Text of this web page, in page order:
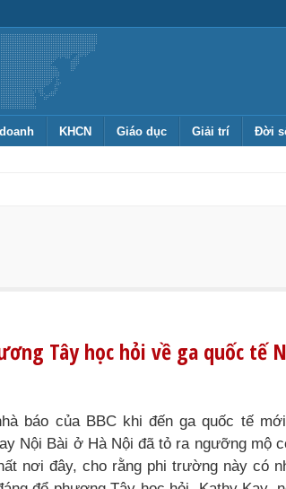
KHCN Giáo dục Giải trí Đời
Tây học hỏi về ga quốc tế
báo của BBC khi đến ga quốc tế
Nội Bài ở Hà Nội đã tỏ ra ngưỡng mộ
nơi đây, cho rằng phi trường này có